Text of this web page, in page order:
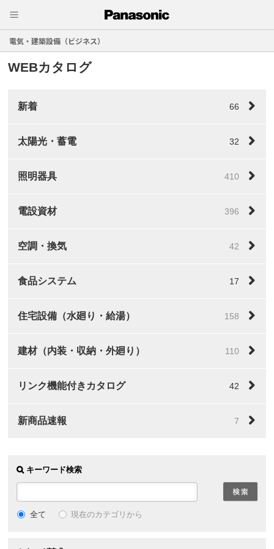
電気・建築設備（ビジネス）
WEBカタログ
新着 66
太陽光・蓄電 32
照明器具 410
電設資材 396
空調・換気 42
食品システム 17
住宅設備（水廻り・給湯） 158
建材（内装・収納・外廻り） 110
リンク機能付きカタログ 42
新商品速報 7
キーワード検索
全て 現在のカテゴリから